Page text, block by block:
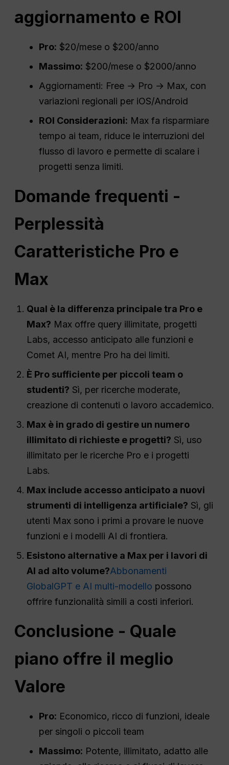
aggiornamento e ROI
Pro: $20/mese o $200/anno
Massimo: $200/mese o $2000/anno
Aggiornamenti: Free → Pro → Max, con
variazioni regionali per iOS/Android
ROI Considerazioni: Max fa risparmiare
tempo ai team, riduce le interruzioni del
flusso di lavoro e permette di scalare i
progetti senza limiti.
Domande frequenti -
Perplessità
Caratteristiche Pro e
Max
Qual è la differenza principale tra Pro e
Max? Max offre query illimitate, progetti
Labs, accesso anticipato alle funzioni e
Comet AI, mentre Pro ha dei limiti.
È Pro sufficiente per piccoli team o
studenti? Sì, per ricerche moderate,
creazione di contenuti o lavoro accademico.
Max è in grado di gestire un numero
illimitato di richieste e progetti? Sì, uso
illimitato per le ricerche Pro e i progetti
Labs.
Max include accesso anticipato a nuovi
strumenti di intelligenza artificiale? Sì, gli
utenti Max sono i primi a provare le nuove
funzioni e i modelli AI di frontiera.
Esistono alternative a Max per i lavori di
AI ad alto volume?Abbonamenti
GlobalGPT e AI multi-modello possono
offrire funzionalità simili a costi inferiori.
Conclusione - Quale
piano offre il meglio
Valore
Pro: Economico, ricco di funzioni, ideale
per singoli o piccoli team
Massimo: Potente, illimitato, adatto alle